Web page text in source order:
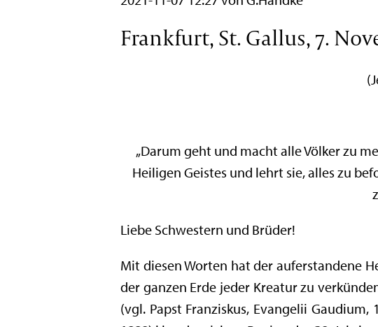
Frankfurt, St. Gallus, 7.
„Darum geht und macht alle Völker zu
Heiligen Geistes und lehrt sie, alles zu
Liebe Schwestern und Brüder!
Mit diesen Worten hat der auferstandene
der ganzen Erde jeder Kreatur zu
(vgl. Papst Franziskus, Evangelii